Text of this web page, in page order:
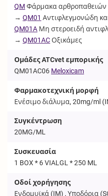
QM Φάρμακα αρθροπαθειών
→QM01 Αντιφλεγμονώδη
QM01A Μη στεροειδή
→QM01AC Οξικάμες
Ομάδες ATCvet εμπορικής
QM01AC06 Meloxicam
Φαρμακοτεχνική μορφή
Ενέσιμο διάλυμα, 20mg/ml (
Συγκέντρωση
20MG/ML
Συσκευασία
1 BOX * 6 VIALGL * 250 ML
Οδοί χορήγησης
Ενδομυϊκά (IM) , Υποδόρια (